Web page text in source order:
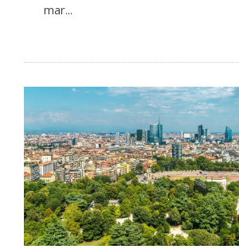
mar...